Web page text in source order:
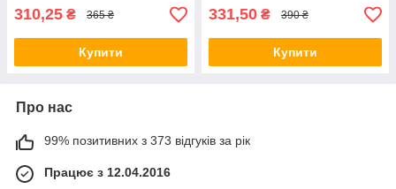
310,25 ₴ 365 ₴
Купити
331,50 ₴ 390 ₴
Купити
Про нас
99% позитивних з 373 відгуків за рік
Працює з 12.04.2016